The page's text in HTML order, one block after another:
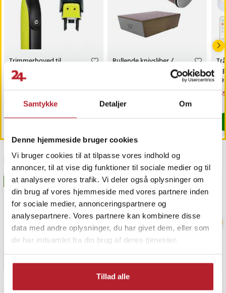
Samtykke Detaljer Om
Denne hjemmeside bruger cookies
Vi bruger cookies til at tilpasse vores indhold og
annoncer, til at vise dig funktioner til sociale medier og til
at analysere vores trafik. Vi deler også oplysninger om
din brug af vores hjemmeside med vores partnere inden
for sociale medier, annonceringspartnere og
analysepartnere. Vores partnere kan kombinere disse
data med andre oplysninger, du har givet dem, eller som
de har indsamlet fra din brug af deres tjenester.
Tillad alle
- Batteri: Indbygget litiumbatteri, op til 120 timers brug pr.
opladning
- Mål: Højde 42 mm, bredde 358 mm, dybde 129 mm
- Vægt: 816 g
- Kompatibilitet: Windows XP/Vista/7/8/10/11, macOS
- Modtager: Nano USB, plug & play
Trimmerhoved til
næsehår til Philips
OneBlade /
næsetrimmerhoved
Findes på lager, Leveres i løbet af 1-2 hverdage
Køb
Rullende knivsliber /
magnetisk slibestøtte /
diamantbryne 400/1000 /
Kommer 2026-08-14
Sidst besøgt
BESTSELLERE GAVEIDÉ
PRISGARANTI